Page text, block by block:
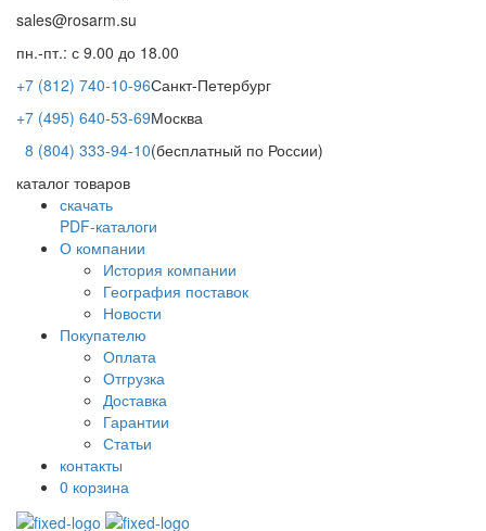
sales@rosarm.su
пн.-пт.: с 9.00 до 18.00
+7 (812) 740-10-96Санкт-Петербург
+7 (495) 640-53-69Москва
8 (804) 333-94-10(бесплатный по России)
каталог товаров
скачать
PDF-каталоги
О компании
История компании
География поставок
Новости
Покупателю
Оплата
Отгрузка
Доставка
Гарантии
Статьи
контакты
0 корзина